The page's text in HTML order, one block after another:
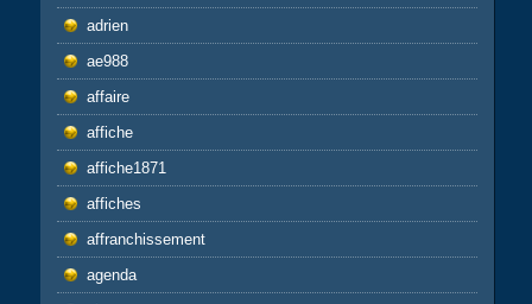
adrien
ae988
affaire
affiche
affiche1871
affiches
affranchissement
agenda